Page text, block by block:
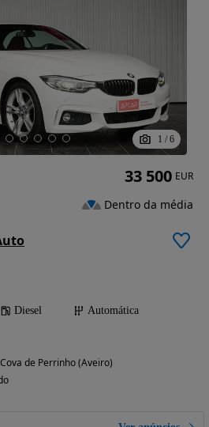
1 / 6
Diesel
Automática
de Perrinho (Aveiro)
33 500 EUR
Dentro da média